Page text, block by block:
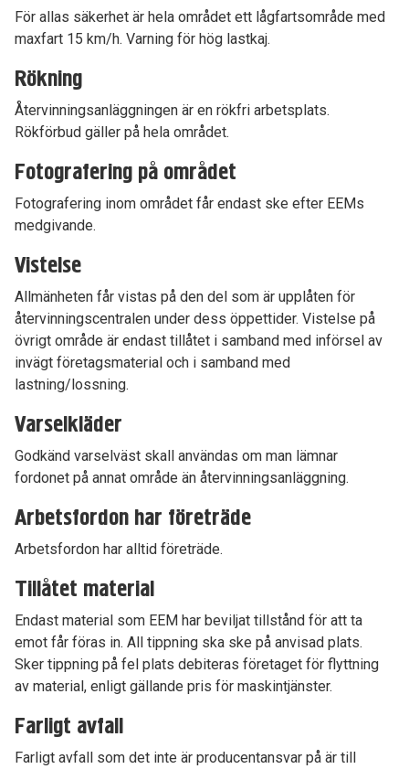
För allas säkerhet är hela området ett lågfartsområde med
maxfart 15 km/h. Varning för hög lastkaj.
Rökning
Återvinningsanläggningen är en rökfri arbetsplats.
Rökförbud gäller på hela området.
Fotografering på området
Fotografering inom området får endast ske efter EEMs
medgivande.
Vistelse
Allmänheten får vistas på den del som är upplåten för
återvinningscentralen under dess öppettider. Vistelse på
övrigt område är endast tillåtet i samband med införsel av
invägt företagsmaterial och i samband med
lastning/lossning.
Varselkläder
Godkänd varselväst skall användas om man lämnar
fordonet på annat område än återvinningsanläggning.
Arbetsfordon har företräde
Arbetsfordon har alltid företräde.
Tillåtet material
Endast material som EEM har beviljat tillstånd för att ta
emot får föras in. All tippning ska ske på anvisad plats.
Sker tippning på fel plats debiteras företaget för flyttning
av material, enligt gällande pris för maskintjänster.
Farligt avfall
Farligt avfall som det inte är producentansvar på är till